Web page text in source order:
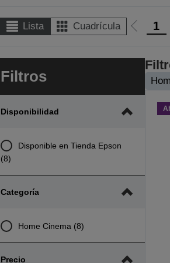
Lista Cuadrícula
Ir
la
anterior
1
Filtros
Disponibilidad
Disponible en Tienda Epson
(8)
Categoría
Home Cinema (8)
Precio